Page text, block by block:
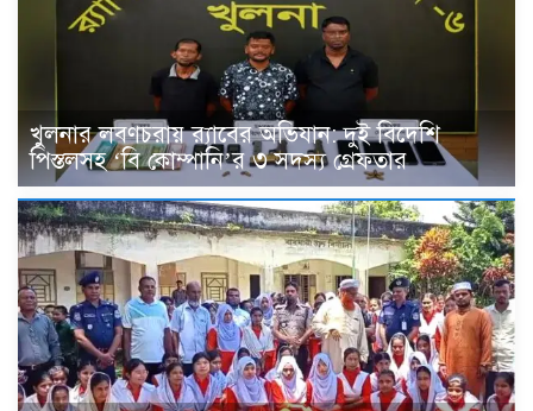
খুলনার লবণচরায় র‍্যাবের অভিযান: দুই বিদেশি
পিস্তলসহ ‘বি কোম্পানি’র ৩ সদস্য গ্রেফতার